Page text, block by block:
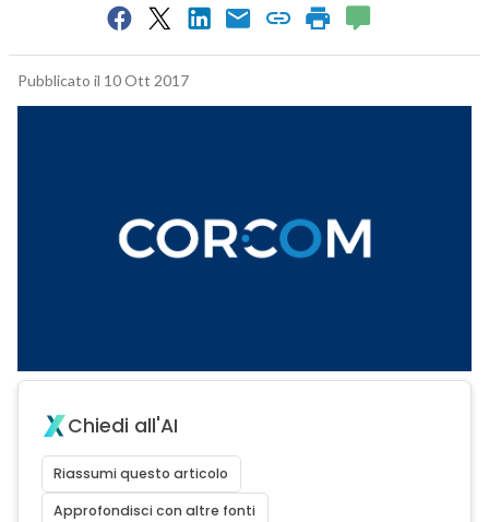
Pubblicato il 10 Ott 2017
Chiedi all'AI
Riassumi questo articolo
Approfondisci con altre fonti